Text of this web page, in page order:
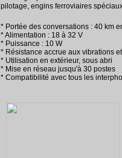
pilotage, engins ferroviaires
* Portée des conversations : 40 km
* Alimentation : 18 à 32 V
* Puissance : 10 W
* Résistance accrue aux vibrations
* Utilisation en extérieur, sous abri
* Mise en réseau jusqu'à 30 postes
* Compatibilité avec tous les